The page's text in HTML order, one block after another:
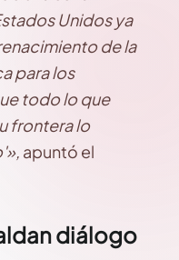
Unidos ya
de la
para los
todo lo que
frontera lo
apuntó el
diálogo